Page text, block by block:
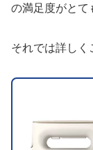
の満足度がとて
それでは詳しく